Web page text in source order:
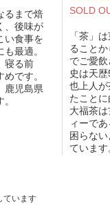
るまで焙
、後味が
い食事を
最適。
寝る前
です。
鹿児島県
SOLD
「茶」
ること
でご愛
史は天
也上人
たこと
大福茶
ィーで
困らな
ています
ています